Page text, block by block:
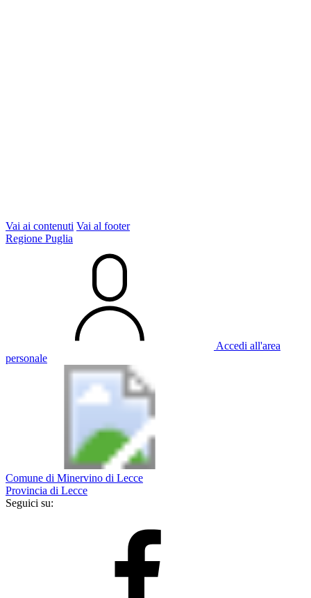
Vai ai contenuti Vai al footer
Regione Puglia
Accedi all'area
personale
Comune di Minervino di Lecce
Provincia di Lecce
Seguici su: